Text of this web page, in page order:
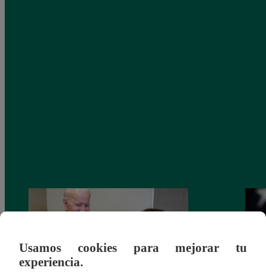
Usamos cookies para mejorar tu
experiencia.